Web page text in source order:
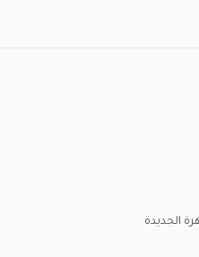
الجديدة